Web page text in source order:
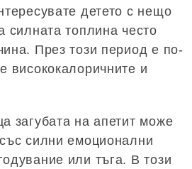
детето с нещо
силната топлина често
През този период е по-
висококалоричните и
загубата на апетит може
силни емоционални
или тъга. В този